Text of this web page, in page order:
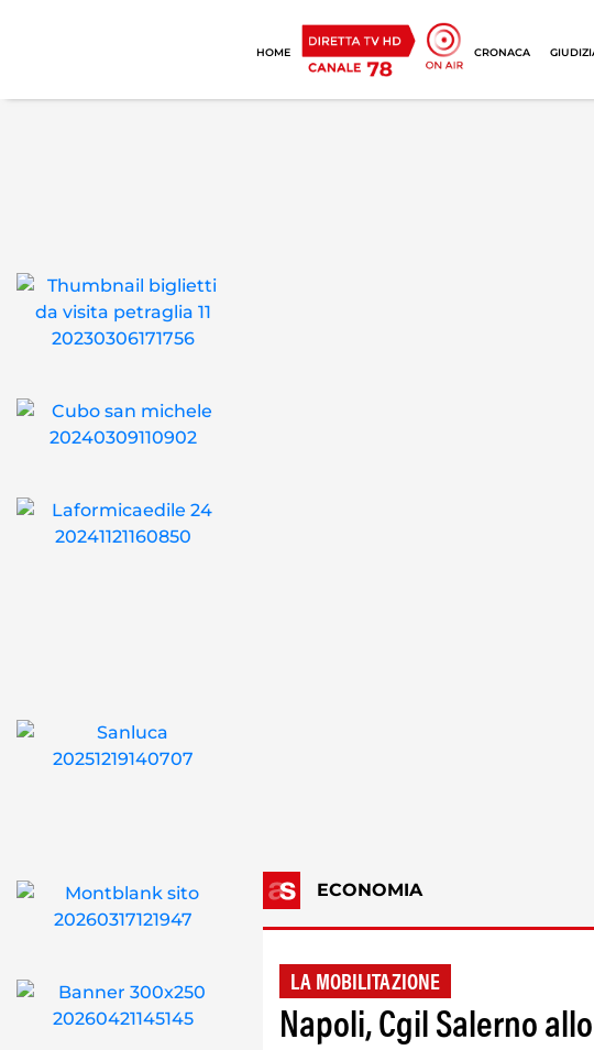
HOME CRONACA
ECONOMIA
LA MOBILITAZIONE
Napoli, Cgil Salerno